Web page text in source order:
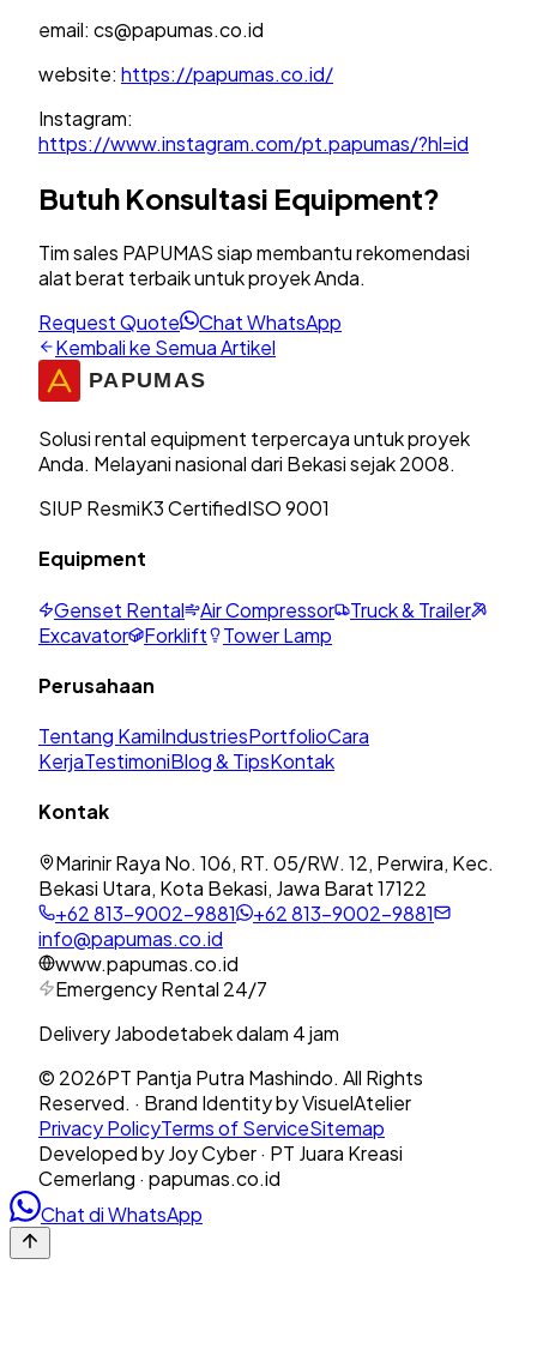
email: cs@papumas.co.id
website: https://papumas.co.id/
Instagram:
https://www.instagram.com/pt.papumas/?hl=id
Butuh Konsultasi Equipment?
Tim sales PAPUMAS siap membantu rekomendasi
alat berat terbaik untuk proyek Anda.
Request Quote
Chat WhatsApp
Kembali ke Semua Artikel
Solusi rental equipment terpercaya untuk proyek
Anda. Melayani nasional dari Bekasi sejak 2008.
SIUP ResmiK3 CertifiedISO 9001
Equipment
Genset Rental Air Compressor
Truck & Trailer
Excavator
Forklift Tower Lamp
Perusahaan
Tentang KamiIndustriesPortfolioCara
KerjaTestimoniBlog & TipsKontak
Kontak
Marinir Raya No. 106, RT. 05/RW. 12, Perwira, Kec.
Bekasi Utara, Kota Bekasi, Jawa Barat 17122
+62 813-9002-9881
+62 813-9002-9881
info@papumas.co.id
www.papumas.co.id
Emergency Rental 24/7
Delivery Jabodetabek dalam 4 jam
© 2026PT Pantja Putra Mashindo. All Rights
Reserved. · Brand Identity by VisuelAtelier
Privacy PolicyTerms of ServiceSitemap
Developed by Joy Cyber · PT Juara Kreasi
Cemerlang · papumas.co.id
Chat di WhatsApp